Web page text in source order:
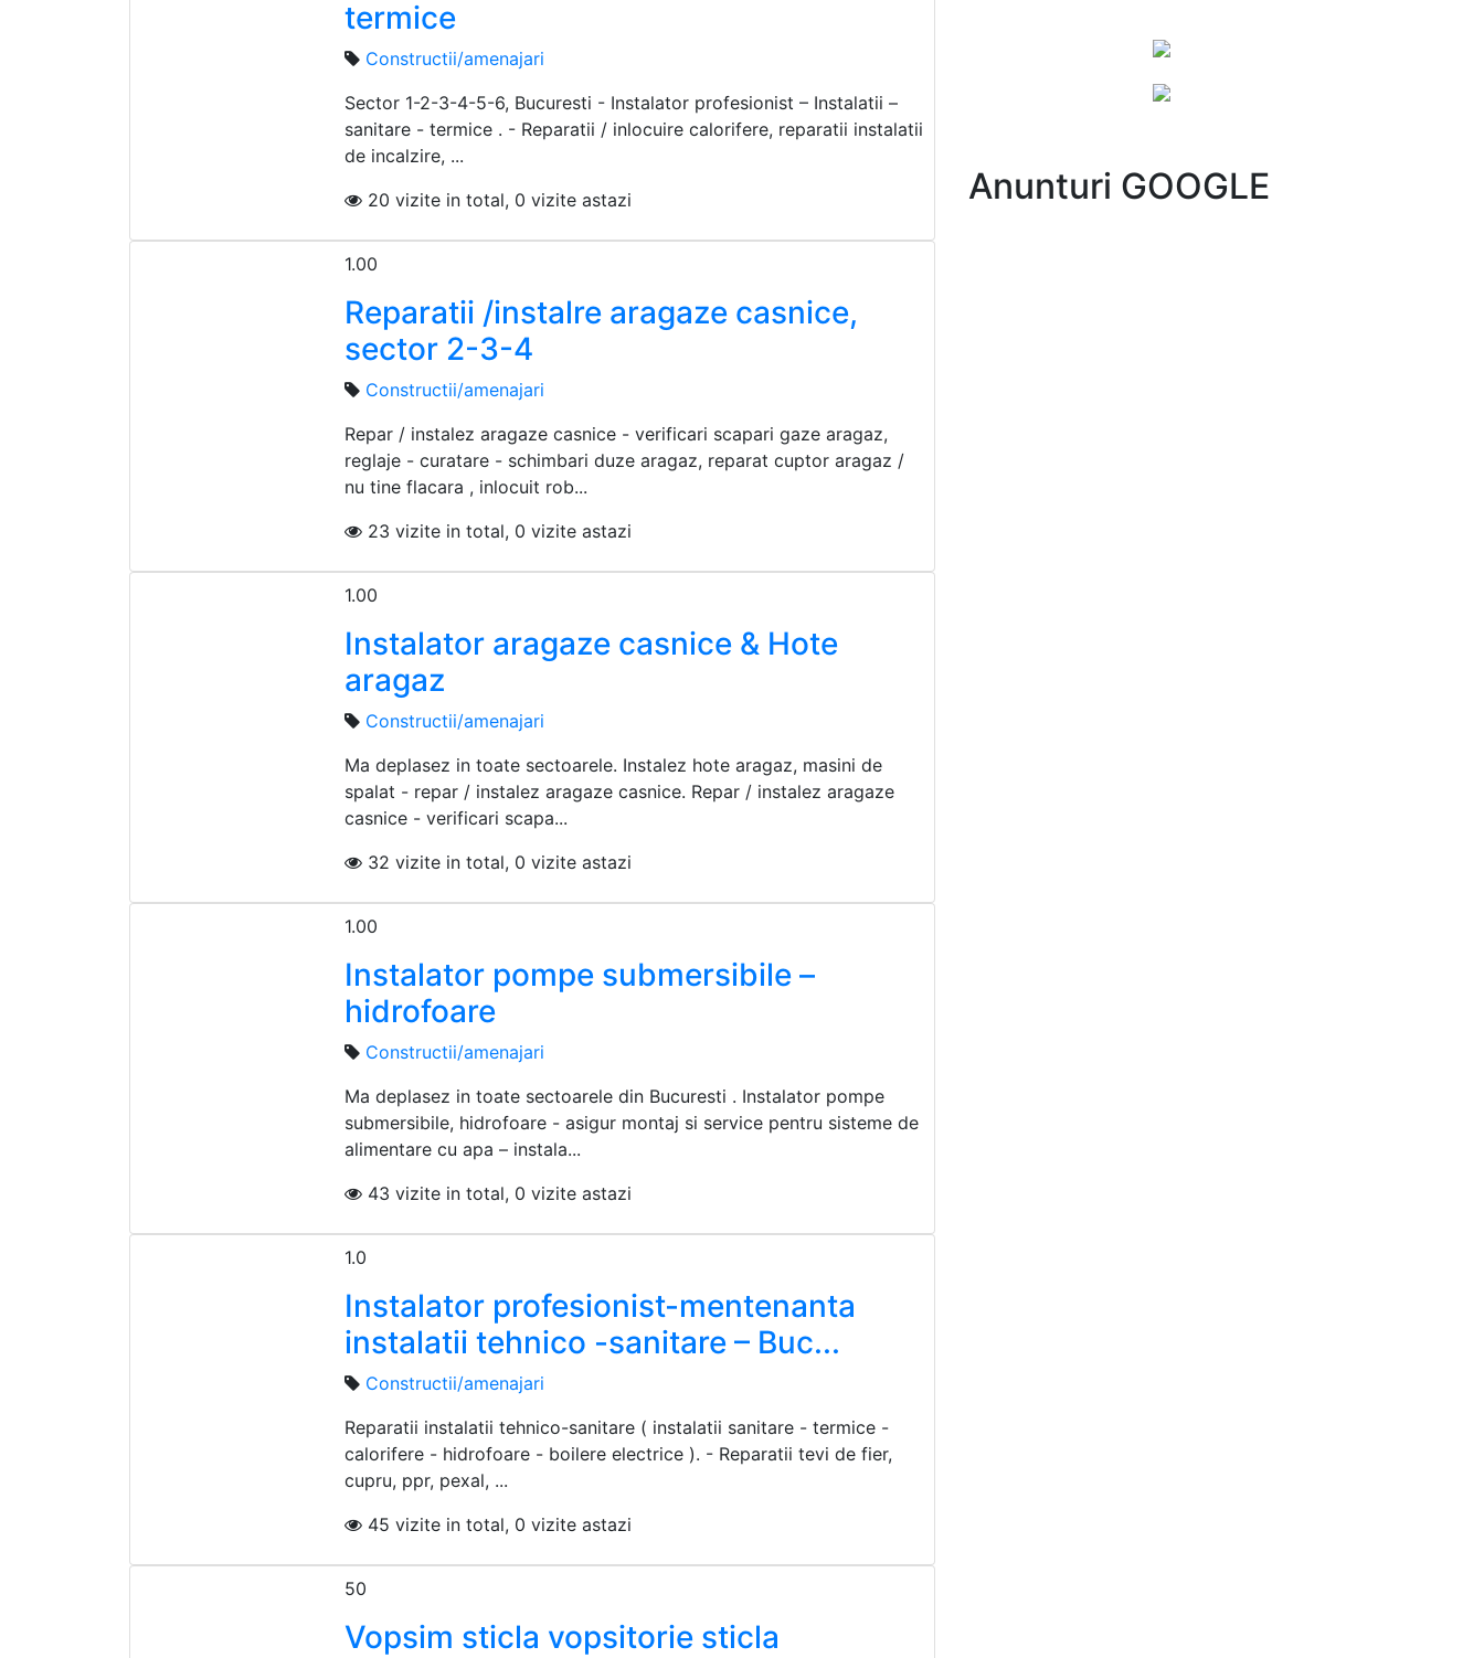
termice
Constructii/amenajari
Sector 1-2-3-4-5-6, Bucuresti - Instalator profesionist – Instalatii –
sanitare - termice . - Reparatii / inlocuire calorifere, reparatii instalatii
de incalzire, ...
20 vizite in total, 0 vizite astazi
1.00
Reparatii /instalre aragaze casnice,
sector 2-3-4
Constructii/amenajari
Repar / instalez aragaze casnice - verificari scapari gaze aragaz,
reglaje - curatare - schimbari duze aragaz, reparat cuptor aragaz /
nu tine flacara , inlocuit rob...
23 vizite in total, 0 vizite astazi
1.00
Instalator aragaze casnice & Hote
aragaz
Constructii/amenajari
Ma deplasez in toate sectoarele. Instalez hote aragaz, masini de
spalat - repar / instalez aragaze casnice. Repar / instalez aragaze
casnice - verificari scapa...
32 vizite in total, 0 vizite astazi
1.00
Instalator pompe submersibile –
hidrofoare
Constructii/amenajari
Ma deplasez in toate sectoarele din Bucuresti . Instalator pompe
submersibile, hidrofoare - asigur montaj si service pentru sisteme de
alimentare cu apa – instala...
43 vizite in total, 0 vizite astazi
1.0
Instalator profesionist-mentenanta
instalatii tehnico -sanitare – Buc...
Constructii/amenajari
Reparatii instalatii tehnico-sanitare ( instalatii sanitare - termice -
calorifere - hidrofoare - boilere electrice ). - Reparatii tevi de fier,
cupru, ppr, pexal, ...
45 vizite in total, 0 vizite astazi
50
Vopsim sticla vopsitorie sticla
Anunturi GOOGLE